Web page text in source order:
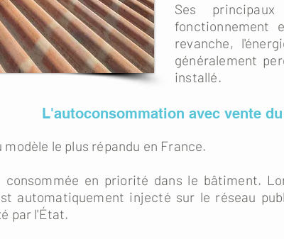
Ses
fonctionnement
revanche,
généralement
installé.
L'autoconsommation avec vente
le plus répandu en France.
en priorité dans le bâtiment.
automatiquement injecté sur le réseau
par l'État.